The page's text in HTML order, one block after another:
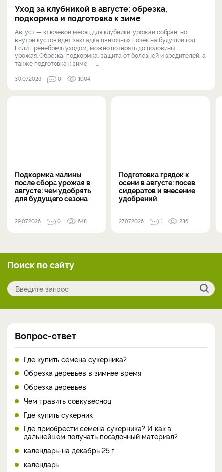
Уход за клубникой в августе: обрезка,
подкормка и подготовка к зиме
Август — ключевой месяц для клубники: урожай собран, но
внутри кустов идёт закладка цветочных почек на будущий год.
Если пренебречь уходом, можно потерять до половины
урожая. Обрезка, подкормка, защита от болезней и вредителей, а
также подготовка к зиме — ...
30.07.2026 0 1004
Подкормка малины
после сбора урожая в
августе: чем удобрять
для будущего сезона
29.07.2026 0 648
Подготовка грядок к
осени в августе: посев
сидератов и внесение
удобрений
27.07.2026 1 236
Поиск по сайту
Вопрос-ответ
Где купить семена сукерника?
Обрезка деревьев в зимнее время
Обрезка деревьев
Чем травить совкувесноц
Где купить сукерник
Где приобрести семена сукерника? И как в
дальнейшем получать посадочный материал?
календарь-на декабрь 25 г
календарь